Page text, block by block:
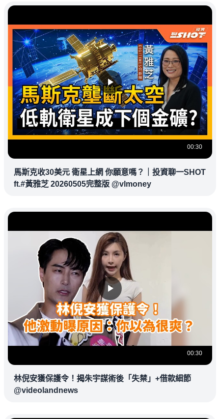
00:30
馬斯克收30美元 衛星上網 你願意嗎？｜投資聊一SHOT
ft.#黃雅芝 20260505完整版 @vlmoney
00:30
林倪安獲保護令！揭朱宇謀術後「失禁」+借款細節
@videolandnews